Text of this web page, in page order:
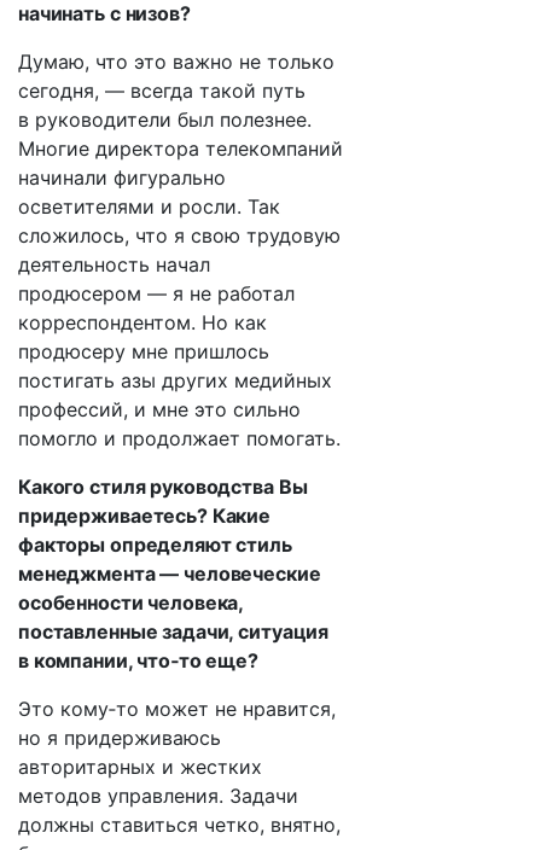
начинать с низов?
Думаю, что это важно не только
сегодня, — всегда такой путь
в руководители был полезнее.
Многие директора телекомпаний
начинали фигурально
осветителями и росли. Так
сложилось, что я свою трудовую
деятельность начал
продюсером — я не работал
корреспондентом. Но как
продюсеру мне пришлось
постигать азы других медийных
профессий, и мне это сильно
помогло и продолжает помогать.
Какого стиля руководства Вы
придерживаетесь? Какие
факторы определяют стиль
менеджмента — человеческие
особенности человека,
поставленные задачи, ситуация
в компании, что‑то еще?
Это кому‑то может не нравится,
но я придерживаюсь
авторитарных и жестких
методов управления. Задачи
должны ставиться четко, внятно,